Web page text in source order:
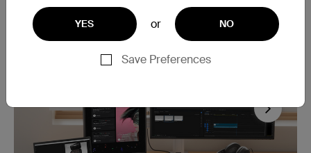
YES or NO
Save Preferences
Next